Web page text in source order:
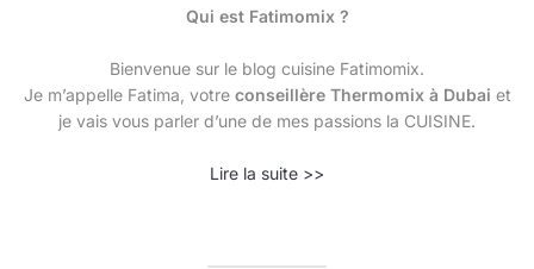
Qui est Fatimomix ?
Bienvenue sur le blog cuisine Fatimomix.
Je m’appelle Fatima, votre conseillère Thermomix à Dubai et
je vais vous parler d’une de mes passions la CUISINE.
Lire la suite >>